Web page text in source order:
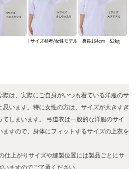
は、実際にご自身がいつも着ている洋服のサ
思います。特に女性の方は、サイズが大きすぎ
てしまいます。 弓道衣は一般的な洋服のサイ
ますので、身体にフィットするサイズの上衣を
仕上がりサイズや縫製位置には製品ごとにサ